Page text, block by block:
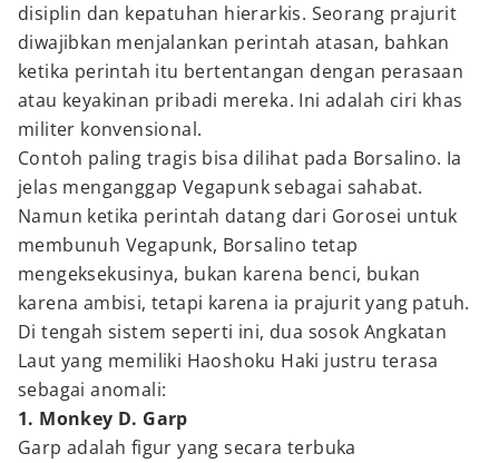
disiplin dan kepatuhan hierarkis. Seorang prajurit
diwajibkan menjalankan perintah atasan, bahkan
ketika perintah itu bertentangan dengan perasaan
atau keyakinan pribadi mereka. Ini adalah ciri khas
militer konvensional.
Contoh paling tragis bisa dilihat pada Borsalino. Ia
jelas menganggap Vegapunk sebagai sahabat.
Namun ketika perintah datang dari Gorosei untuk
membunuh Vegapunk, Borsalino tetap
mengeksekusinya, bukan karena benci, bukan
karena ambisi, tetapi karena ia prajurit yang patuh.
Di tengah sistem seperti ini, dua sosok Angkatan
Laut yang memiliki Haoshoku Haki justru terasa
sebagai anomali:
1. Monkey D. Garp
Garp adalah figur yang secara terbuka